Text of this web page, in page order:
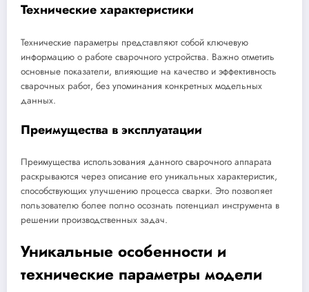
Технические характеристики
Технические параметры представляют собой ключевую
информацию о работе сварочного устройства. Важно отметить
основные показатели, влияющие на качество и эффективность
сварочных работ, без упоминания конкретных модельных
данных.
Преимущества в эксплуатации
Преимущества использования данного сварочного аппарата
раскрываются через описание его уникальных характеристик,
способствующих улучшению процесса сварки. Это позволяет
пользователю более полно осознать потенциал инструмента в
решении производственных задач.
Уникальные особенности и
технические параметры модели